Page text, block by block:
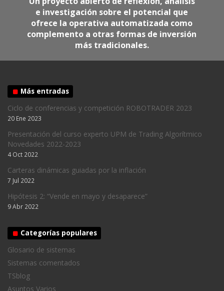
e investigación sobre el potencial que
ofrece la operativa automatizada como
complemento a otras formas de inversión
más tradicionales.
Más entradas
Ciclo de conferencias y competición ROBOTRADER 2023
20 Ene 2023
Presentación del curso experto UPM de Trading Algorítmico
Novedades 2022-2023
4 Oct 2022
Carteras dinámicas guiadas por la inflación
7 Jul 2022
Hipótesis 2: “Vende en mayo y desaparece”
9 Abr 2022
Categorías populares
Glosario de sistemas
Sistemas comentados
TSblog
Asuntos Varios